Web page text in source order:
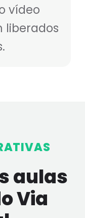
vídeo
liberados
aulas
Via